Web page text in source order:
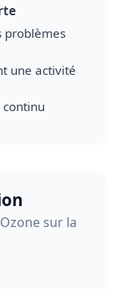
problèmes
une activité
continu
sur la